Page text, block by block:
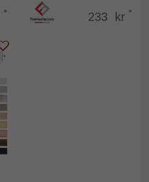
* 233 kr *